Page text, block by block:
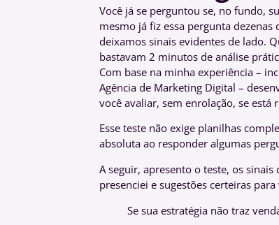
Você já se perguntou se, no fundo,
mesmo já fiz essa pergunta
deixamos sinais evidentes de lado.
bastavam 2 minutos de análise
Com base na minha experiência –
Agência de Marketing Digital –
você avaliar, sem enrolação, se
Esse teste não exige planilhas
absoluta ao responder algumas
A seguir, apresento o teste, os
presenciei e sugestões certeiras
Se sua estratégia não traz